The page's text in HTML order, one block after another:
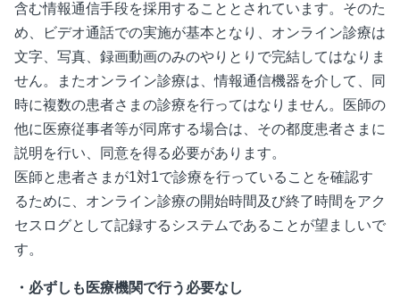
含む情報通信手段を採用することとされています。そのた
め、ビデオ通話での実施が基本となり、オンライン診療は
文字、写真、録画動画のみのやりとりで完結してはなりま
せん。またオンライン診療は、情報通信機器を介して、同
時に複数の患者さまの診療を行ってはなりません。医師の
他に医療従事者等が同席する場合は、その都度患者さまに
説明を行い、同意を得る必要があります。
医師と患者さまが1対1で診療を行っていることを確認す
るために、オンライン診療の開始時間及び終了時間をアク
セスログとして記録するシステムであることが望ましいで
す。
・必ずしも医療機関で行う必要なし